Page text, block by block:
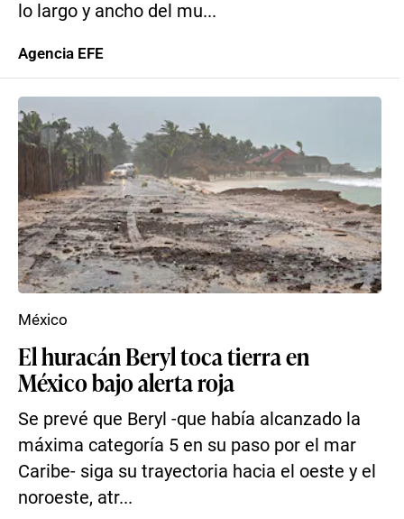
lo largo y ancho del mu...
Agencia EFE
El huracán Beryl toca tierra en
México bajo alerta roja
Se prevé que Beryl -que había alcanzado la
máxima categoría 5 en su paso por el mar
Caribe- siga su trayectoria hacia el oeste y el
noroeste, atr...
México